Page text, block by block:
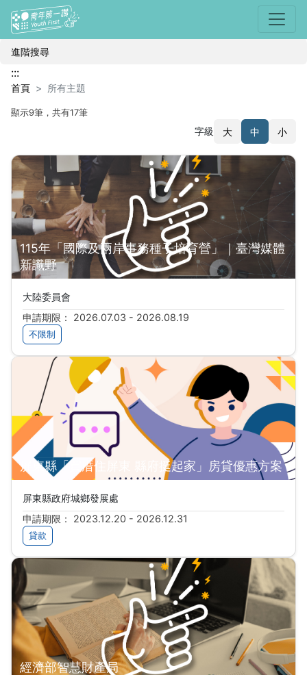
選單
所有主題
進階搜尋
:::
首頁 所有主題
顯示9筆，共有17筆
字級 大 中 小
搜尋結果
115年「國際及兩岸事務種子培育營」｜臺灣媒體
新識野
大陸委員會
申請期限： 2026.07.03 - 2026.08.19
不限制
屏東縣「買厝住屏東 縣府挺起家」房貸優惠方案
屏東縣政府城鄉發展處
申請期限： 2023.12.20 - 2026.12.31
貸款
經濟部智慧財產局